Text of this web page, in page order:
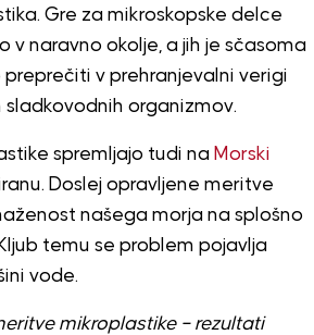
Gre za mikroskopske delce
v naravno okolje, a jih je sčasoma
v prehranjevalni verigi
sladkovodnih organizmov.
spremljajo tudi na Morski
Doslej opravljene meritve
našega morja na splošno
temu se problem pojavlja
vode.
mikroplastike – rezultati